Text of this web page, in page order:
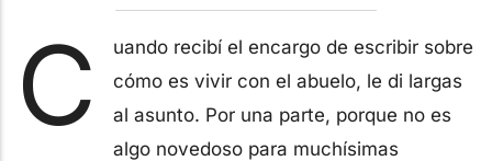
C
uando recibí el encargo de escribir sobre
cómo es vivir con el abuelo, le di largas
al asunto. Por una parte, porque no es
algo novedoso para muchísimas